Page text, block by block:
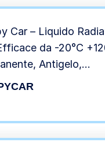
Car – Liquido
da -20°C
Antigelo,
Pronto